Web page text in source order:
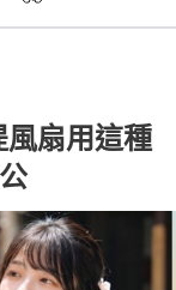
扇用這種